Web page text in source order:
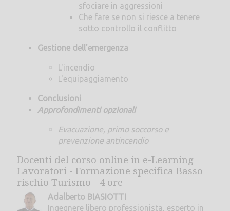
sfociare in aggressioni
Che fare se non si riesce a tenere
sotto controllo il conflitto
Gestione dell'emergenza
L'incendio
L'equipaggiamento
Conclusioni
Approfondimenti opzionali
Evacuazione, primo soccorso e
prevenzione antincendio
Docenti del corso online in e-Learning
Lavoratori - Formazione specifica Basso
rischio Turismo - 4 ore
Adalberto BIASIOTTI
Ingegnere libero professionista, esperto in